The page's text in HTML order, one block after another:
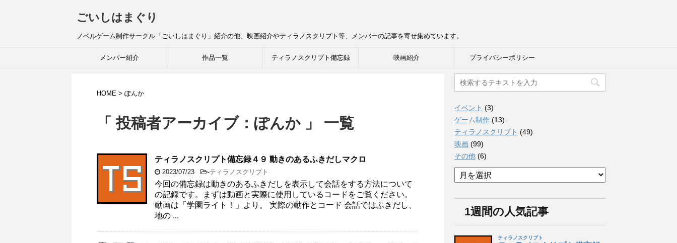
ごいしはまぐり
ノベルゲーム制作サークル「ごいしはまぐり」紹介の他、映画紹介やティラノスクリプト等、メンバーの記事を寄せ集めています。
メンバー紹介 作品一覧 ティラノスクリプト備忘録 映画紹介 プライバシーポリシー
HOME > ぽんか
「 投稿者アーカイブ：ぽんか 」 一覧
ティラノスクリプト備忘録４９ 動きのあるふきだしマクロ
2023/07/23 -ティラノスクリプト
今回の備忘録は動きのあるふきだしを表示して会話をする方法について
の記録です。まずは動画と実際に使用しているコードをご覧ください。
動画は「学園ライト！」より。 実際の動作とコード 会話ではふきだし、
地の ...
イベント (3)
ゲーム制作 (13)
ティラノスクリプト (49)
映画 (99)
その他 (6)
ア
ー
1週間の人気記事